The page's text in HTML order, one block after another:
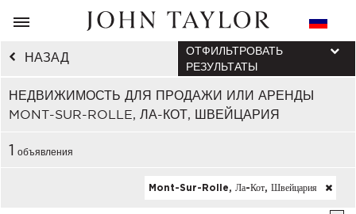
НАЗАД
НЕДВИЖИМОСТЬ ДЛЯ ПРОДАЖИ ИЛИ АРЕНДЫ
MONT-SUR-ROLLE, ЛА-КОТ, ШВЕЙЦАРИЯ
ОТФИЛЬТРОВАТЬ
РЕЗУЛЬТАТЫ
1 объявления
Mont-Sur-Rolle, Ла-Кот, Швейцария